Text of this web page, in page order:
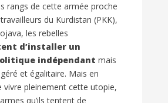
rangs de cette armée proche
du Kurdistan (PKK),
les rebelles
d’installer un
indépendant mais
et égalitaire. Mais en
vivre pleinement cette utopie,
qu’ils tentent de